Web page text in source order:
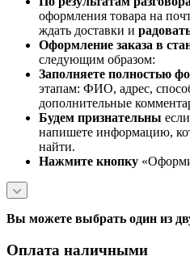
оформления товара на
ждать доставки и
Оформление заказа в
следующим образом:
Заполняете полностью
этапам: ФИО, адрес,
дополнительные
Будем признательны
напишете информацию,
найти.
Нажмите кнопку
Вы можете выбрать один из
Оплата наличными